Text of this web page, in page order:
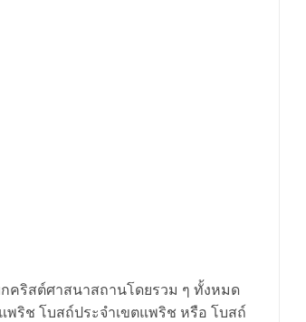
คริสต์ศาสนาสถานโดยรวม ๆ ทั้งหมด
ริช โบสถ์ประจำเขตแพริช หรือ โบสถ์